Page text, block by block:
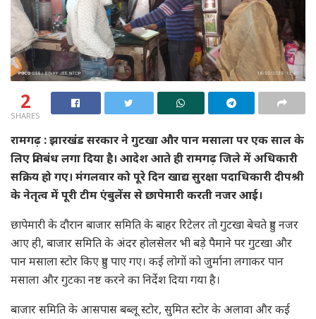
2
SHARES
रामगढ़ : झारखंड सरकार ने गुटखा और पान मसाला पर एक साल के
लिए प्रतिबंध लगा दिया है। आदेश आते ही रामगढ़ जिले में अधिकारी
सक्रिय हो गए। मंगलवार को पूरे दिन खाद्य सुरक्षा पदाधिकारी दीपश्री
के नेतृत्व में पूरी टीम एंबुलेंस से छापेमारी करती नजर आई।
छापेमारी के दौरान बाजार समिति के बाहर रिटेलर तो गुटखा बेचते हुए नजर
आए ही, बाजार समिति के अंदर होलसेलर भी बड़े पैमाने पर गुटखा और
पान मसाला स्टोर किए हुए पाए गए। कई लोगों को जुर्माना लगाकर पान
मसाला और गुटका नष्ट करने का निर्देश दिया गया है।
बाजार समिति के आसपास बब्लू स्टोर, सुमित स्टोर के अलावा और कई